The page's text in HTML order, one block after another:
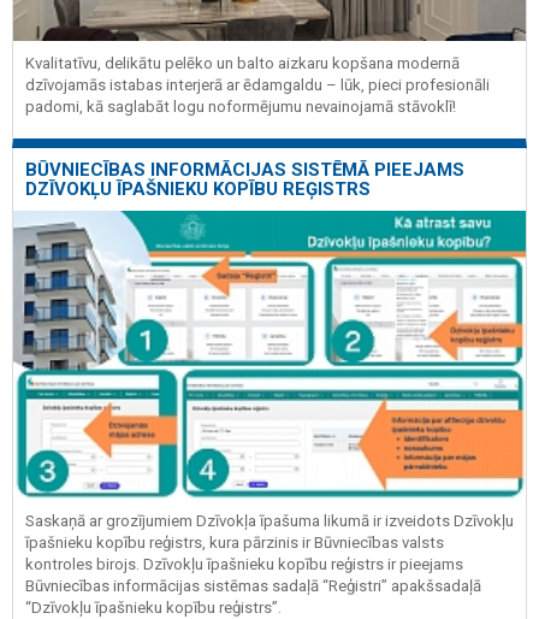
Kvalitatīvu, delikātu pelēko un balto aizkaru kopšana modernā
dzīvojamās istabas interjerā ar ēdamgaldu – lūk, pieci profesionāli
padomi, kā saglabāt logu noformējumu nevainojamā stāvoklī!
BŪVNIECĪBAS INFORMĀCIJAS SISTĒMĀ PIEEJAMS
DZĪVOKĻU ĪPAŠNIEKU KOPĪBU REĢISTRS
Saskaņā ar grozījumiem Dzīvokļa īpašuma likumā ir izveidots Dzīvokļu
īpašnieku kopību reģistrs, kura pārzinis ir Būvniecības valsts
kontroles birojs. Dzīvokļu īpašnieku kopību reģistrs ir pieejams
Būvniecības informācijas sistēmas sadaļā “Reģistri” apakšsadaļā
“Dzīvokļu īpašnieku kopību reģistrs”.